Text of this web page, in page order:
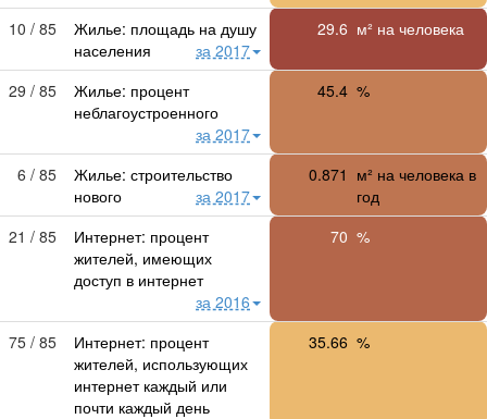
10 / 85
Жилье: площадь на душу
населения
за 2017
29.6 м² на человека
29 / 85
Жилье: процент
неблагоустроенного
за 2017
45.4 %
6 / 85
Жилье: строительство
нового
за 2017
0.871 м² на человека в
год
21 / 85
Интернет: процент
жителей, имеющих
доступ в интернет
за 2016
70 %
75 / 85
Интернет: процент
жителей, использующих
интернет каждый или
почти каждый день
35.66 %